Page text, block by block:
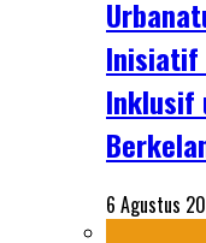
Inisiatif
Inklusif
6 Agustus